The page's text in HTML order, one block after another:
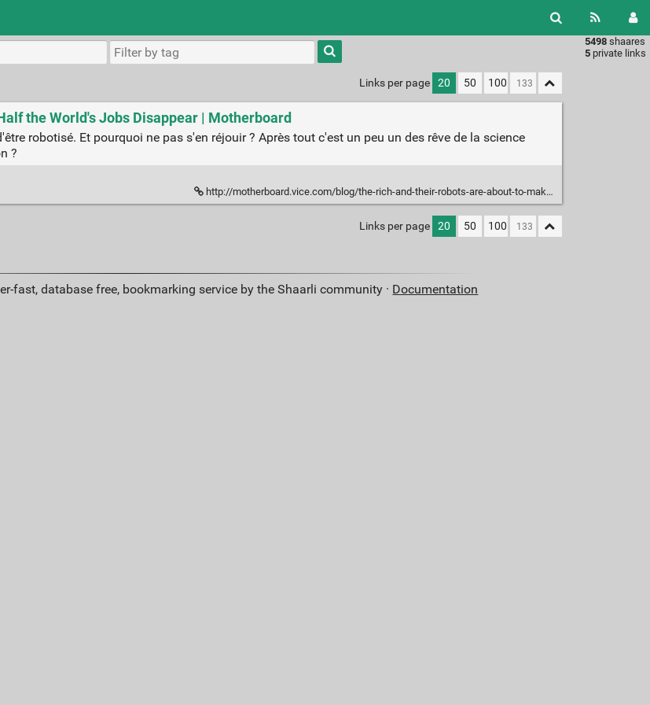
5498 shaares
5 private links
Type 1 or
more
characters
results.
Links per page 20 50 100
the World's Jobs Disappear | Motherboard
robotisé. Et pourquoi ne pas s'en réjouir ? Après tout c'est un peu un des rêve de la science
?
http://motherboard.vice.com/blog/the-rich-and-their-robots-are-about-to-make-half-the-worlds-jobs-disappear
Links per page 20 50 100
fast, database free, bookmarking service by the Shaarli community · Documentation